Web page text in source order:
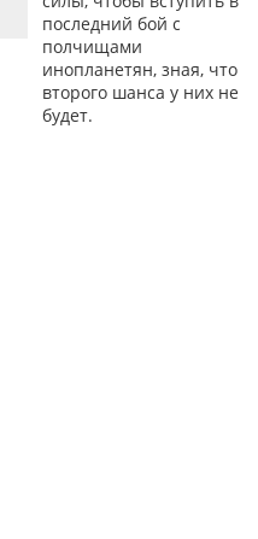
последний бой с
полчищами
инопланетян, зная, что
второго шанса у них не
будет.